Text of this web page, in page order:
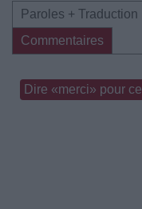
Paroles + Traduction
Commentaires
Dire «merci» pour